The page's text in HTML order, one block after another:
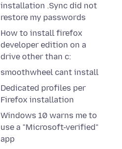
installation .Sync did not
restore my passwords
How to install firefox
developer edition on a
drive other than c:
smoothwheel cant install
Dedicated profiles per
Firefox installation
Windows 10 warns me to
use a "Microsoft-verified"
app